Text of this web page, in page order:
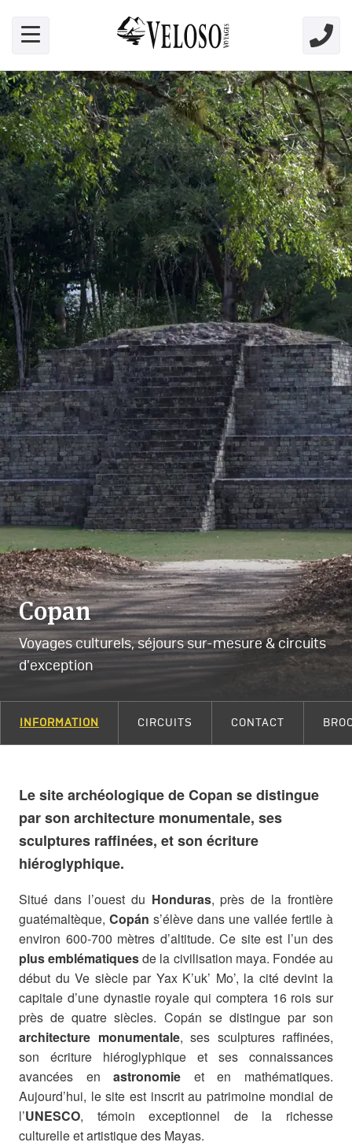
Copan
Voyages culturels, séjours sur-mesure & circuits
d'exception
INFORMATION CIRCUITS CONTACT
Le site archéologique de Copan se distingue
par son architecture monumentale, ses
sculptures raffinées, et son écriture
hiéroglyphique.
Situé dans l’ouest du Honduras, près de la frontière
guatémaltèque, Copán s’élève dans une vallée fertile à
environ 600‑700 mètres d’altitude. Ce site est l’un des
plus emblématiquesde la civilisation maya. Fondée au
début du Ve siècle par Yax K’uk’ Mo’, la cité devint la
capitale d’une dynastie royale qui comptera 16 rois sur
près de quatre siècles. Copán se distingue par son
architecture monumentale, ses sculptures raffinées,
son écriture hiéroglyphique et ses connaissances
avancées enastronomie et en mathématiques.
Aujourd’hui, le site est inscrit au patrimoine mondial de
l’UNESCO, témoin exceptionnel de la richesse
culturelle et artistique des Mayas.